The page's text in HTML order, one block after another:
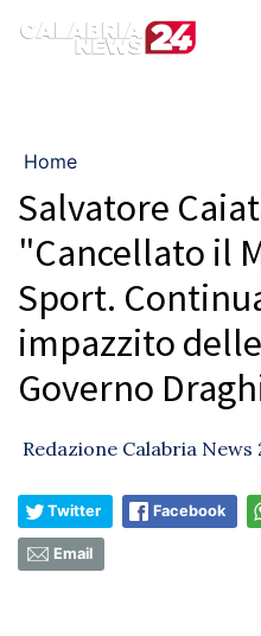
Home
Salvatore
"Cancellato il
Sport.
impazzito
Governo
Redazione Calabria News
Twitter Facebook
Email